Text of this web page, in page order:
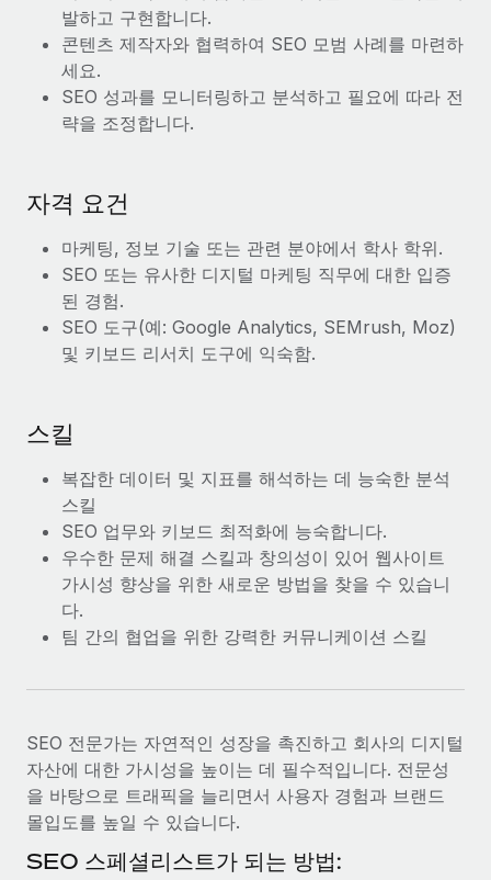
규정 준수 관련 위험에 선제적으로 대응
기기 관리
전 세계 IT 장비 제공 및 추적 관리
법인 설립
글로벌 인재 이동 및 전근
직원 해외 이전을 간편하게 처리
복리후생
손쉬운 직원 복리후생 관리
블로그
글로벌 급여
EOR 및 PEO
블로그
Remote 제품 관련 소식: Gusto 및 Xero와의 통합과
장 적합 사람을 찾아 채용 및 관리하고 급여를 지급하도록 돕는 것
자세히 알아보기
Shootsta가 Remote를 통해 네 개의 시장에서 글로벌
채용을 확장한 방법
비디오 콘텐츠를 활용한 마케팅이 계속해서 인기를 끌면서, 기업들
니다. 그러나 대부분의 회사들은 그렇게 높은 품질의...
자세히 알아보기
발하고 구현합니다.
콘텐츠 제작자와 협력하여 SEO 모범 사례를 마련하
세요.
SEO 성과를 모니터링하고 분석하고 필요에 따라 전
략을 조정합니다.
자격 요건
마케팅, 정보 기술 또는 관련 분야에서 학사 학위.
SEO 또는 유사한 디지털 마케팅 직무에 대한 입증
된 경험.
SEO 도구(예: Google Analytics, SEMrush, Moz)
및 키보드 리서치 도구에 익숙함.
스킬
복잡한 데이터 및 지표를 해석하는 데 능숙한 분석
스킬
SEO 업무와 키보드 최적화에 능숙합니다.
우수한 문제 해결 스킬과 창의성이 있어 웹사이트
가시성 향상을 위한 새로운 방법을 찾을 수 있습니
다.
팀 간의 협업을 위한 강력한 커뮤니케이션 스킬
SEO 전문가는 자연적인 성장을 촉진하고 회사의 디지털
자산에 대한 가시성을 높이는 데 필수적입니다. 전문성
을 바탕으로 트래픽을 늘리면서 사용자 경험과 브랜드
몰입도를 높일 수 있습니다.
SEO 스페셜리스트가 되는 방법: